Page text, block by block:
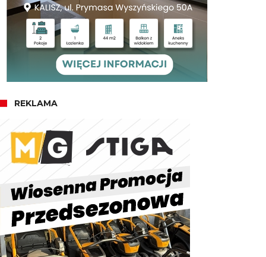
REKLAMA